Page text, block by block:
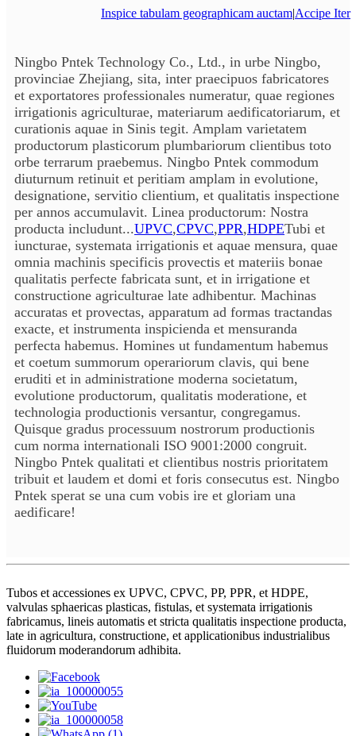
Inspice tabulam geographicam auctam|Accipe Iter
Ningbo Pntek Technology Co., Ltd., in urbe Ningbo,
provinciae Zhejiang, sita, inter praecipuos fabricatores
et exportatores professionales numeratur, quae regiones
irrigationis agriculturae, materiarum aedificatoriarum, et
curationis aquae in Sinis tegit. Amplam varietatem
productorum plasticorum plumbariorum clientibus toto
orbe terrarum praebemus. Ningbo Pntek commodum
diuturnum retinuit et peritiam amplam in evolutione,
designatione, servitio clientium, et qualitatis inspectione
per annos accumulavit. Linea productorum: Nostra
producta includunt...UPVC,CPVC,PPR,HDPETubi et
iuncturae, systemata irrigationis et aquae mensura, quae
omnia machinis specificis provectis et materiis bonae
qualitatis perfecte fabricata sunt, et in irrigatione et
constructione agriculturae late adhibentur. Machinas
accuratas et provectas, apparatum ad formas tractandas
exacte, et instrumenta inspicienda et mensuranda
perfecta habemus. Homines ut fundamentum habemus
et coetum summorum operariorum clavis, qui bene
eruditi et in administratione moderna societatum,
evolutione productorum, qualitatis moderatione, et
technologia productionis versantur, congregamus.
Quisque gradus processuum nostrorum productionis
cum norma internationali ISO 9001:2000 congruit.
Ningbo Pntek qualitati et clientibus nostris prioritatem
tribuit et laudem et domi et foris consecutus est. Ningbo
Pntek sperat se una cum vobis ire et gloriam una
aedificare!
Tubos et accessiones ex UPVC, CPVC, PP, PPR, et HDPE,
valvulas sphaericas plasticas, fistulas, et systemata irrigationis
fabricamus, lineis automatis et stricta qualitatis inspectione producta,
late in agricultura, constructione, et applicationibus industrialibus
fluidorum moderandorum adhibita.